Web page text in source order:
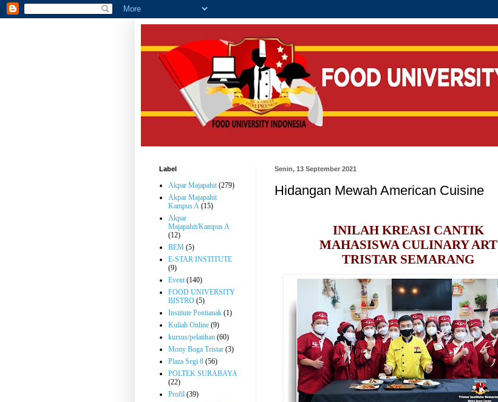
Senin, 13 September 2021
Hidangan Mewah American Cuisine
INILAH KREASI CANTIK
MAHASISWA CULINARY ART
TRISTAR SEMARANG
Label
Akpar Majapahit (279)
Akpar Majapahit
Kampus A (15)
Akpar
Majapahit/Kampus A
(12)
BEM (5)
E-STAR INSTITUTE
(9)
Event (140)
FOOD UNIVERSITY
BISTRO (5)
Institute Pontianak (1)
Kuliah Online (9)
kursus/pelatihan (60)
Mony Boga Tristar (3)
Plaza Segi 8 (56)
POLTEK SURABAYA
(22)
Profil (39)